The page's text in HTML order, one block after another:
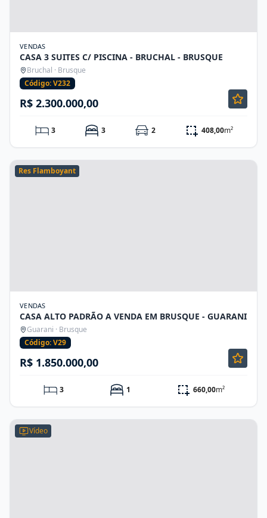
VENDAS
CASA 3 SUITES C/ PISCINA - BRUCHAL - BRUSQUE
Bruchal · Brusque
Código: V232
R$ 2.300.000,00
3 3 2 408,00m²
Res Flamboyant
VENDAS
CASA ALTO PADRÃO A VENDA EM BRUSQUE - GUARANI
Guarani · Brusque
Código: V29
R$ 1.850.000,00
3 1 660,00m²
Vídeo